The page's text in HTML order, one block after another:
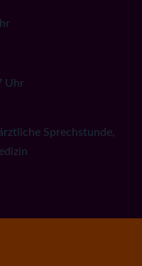
Uhr
Sprechstunde,